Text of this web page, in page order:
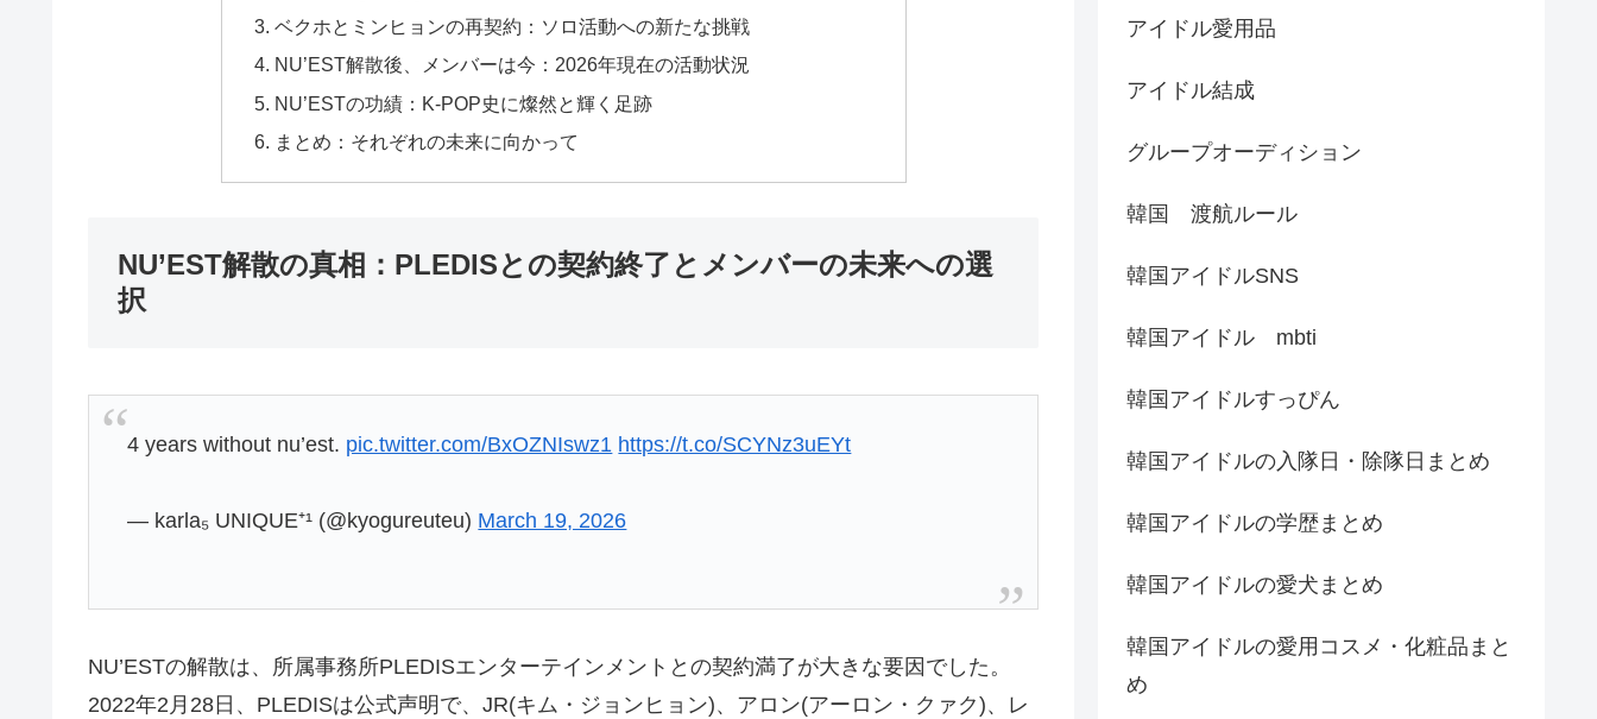
ベクホとミンヒョンの再契約：ソロ活動への新たな挑戦
NU’EST解散後、メンバーは今：2026年現在の活動状況
NU’ESTの功績：K-POP史に燦然と輝く足跡
まとめ：それぞれの未来に向かって
NU’EST解散の真相：PLEDISとの契約終了とメンバーの未来への選
択
4 years without nu’est. pic.twitter.com/BxOZNIswz1 https://t.co/SCYNz3uEYt
— karla₅ UNIQUE⁺¹ (@kyogureuteu) March 19, 2026
NU’ESTの解散は、所属事務所PLEDISエンターテインメントとの契約満了が大きな要因でした。
2022年2月28日、PLEDISは公式声明で、JR(キム・ジョンヒョン)、アロン(アーロン・クァク)、レ
アイドル愛用品
アイドル結成
グループオーディション
韓国 渡航ルール
韓国アイドルSNS
韓国アイドル mbti
韓国アイドルすっぴん
韓国アイドルの入隊日・除隊日まとめ
韓国アイドルの学歴まとめ
韓国アイドルの愛犬まとめ
韓国アイドルの愛用コスメ・化粧品まと
め